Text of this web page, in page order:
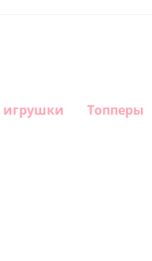
игрушки Топперы